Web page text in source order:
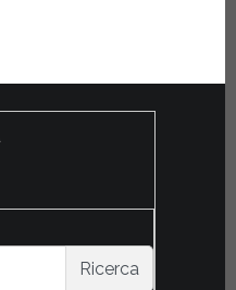
Ricerca